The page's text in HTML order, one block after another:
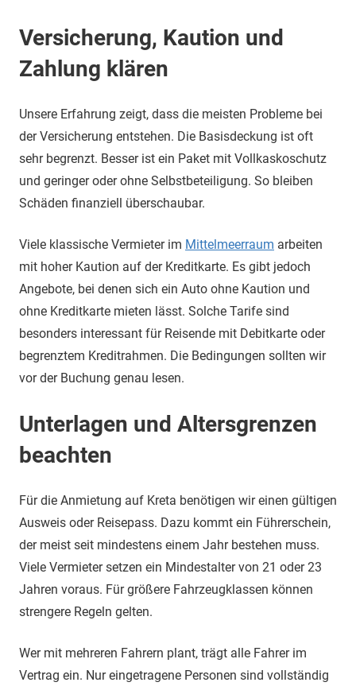
Versicherung, Kaution und
Zahlung klären
Unsere Erfahrung zeigt, dass die meisten Probleme bei
der Versicherung entstehen. Die Basisdeckung ist oft
sehr begrenzt. Besser ist ein Paket mit Vollkaskoschutz
und geringer oder ohne Selbstbeteiligung. So bleiben
Schäden finanziell überschaubar.
Viele klassische Vermieter im Mittelmeerraum arbeiten
mit hoher Kaution auf der Kreditkarte. Es gibt jedoch
Angebote, bei denen sich ein Auto ohne Kaution und
ohne Kreditkarte mieten lässt. Solche Tarife sind
besonders interessant für Reisende mit Debitkarte oder
begrenztem Kreditrahmen. Die Bedingungen sollten wir
vor der Buchung genau lesen.
Unterlagen und Altersgrenzen
beachten
Für die Anmietung auf Kreta benötigen wir einen gültigen
Ausweis oder Reisepass. Dazu kommt ein Führerschein,
der meist seit mindestens einem Jahr bestehen muss.
Viele Vermieter setzen ein Mindestalter von 21 oder 23
Jahren voraus. Für größere Fahrzeugklassen können
strengere Regeln gelten.
Wer mit mehreren Fahrern plant, trägt alle Fahrer im
Vertrag ein. Nur eingetragene Personen sind vollständig